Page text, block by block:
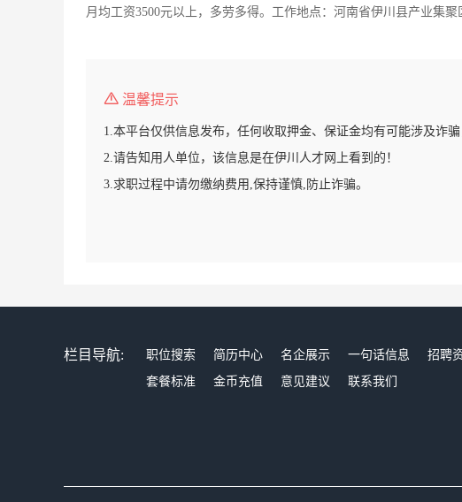
月均工资3500元以上，多劳多得。工作地点：河南省伊川县产业集
温馨提示
1.本平台仅供信息发布，任何收取押金、保证金均有可能涉及诈骗
2.请告知用人单位，该信息是在伊川人才网上看到的！
3.求职过程中请勿缴纳费用,保持谨慎,防止诈骗。
栏目导航: 职位搜索 简历中心 名企展示 一句话信息 招聘
套餐标准
金币充值 意见建议 联系我们